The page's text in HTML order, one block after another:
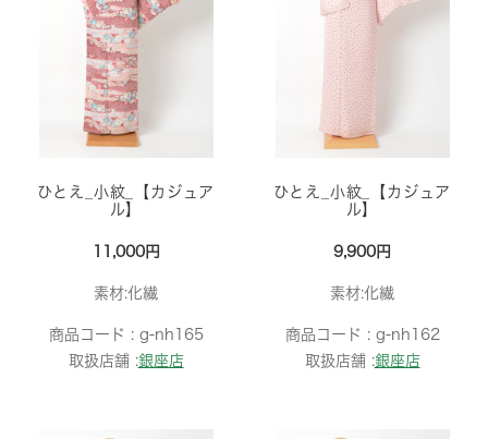
ひとえ_小紋_【カジュア
ル】
11,000円
素材:化繊
商品コード : g-nh165
取扱店舗 :銀座店
ひとえ_小紋_【カジュア
ル】
9,900円
素材:化繊
商品コード : g-nh162
取扱店舗 :銀座店